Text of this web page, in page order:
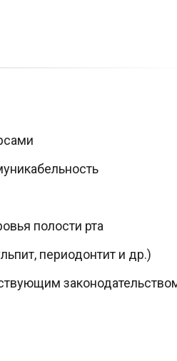
полости рта
периодонтит и др.)